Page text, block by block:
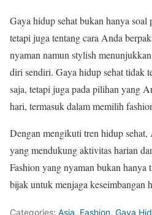
Gaya hidup sehat bukan hanya soal
tetapi juga tentang cara Anda
nyaman namun stylish
diri sendiri. Gaya hidup sehat tidak
saja, tetapi juga pada pilihan yang
hari, termasuk dalam memilih
Dengan mengikuti tren hidup
yang mendukung aktivitas harian
Fashion yang nyaman bukan hanya
bijak untuk menjaga keseimbangan
Categories: Asia, Fashion, Gaya